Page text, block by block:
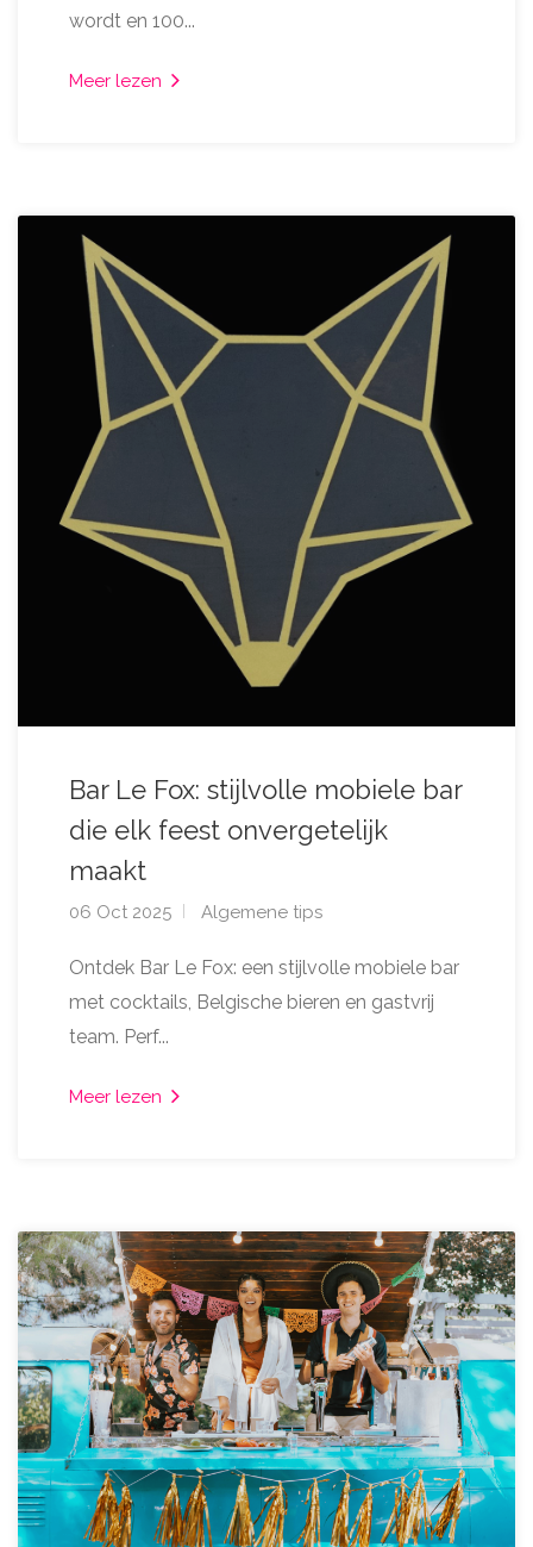
wordt en 100...
Meer lezen
Bar Le Fox: stijlvolle mobiele bar
die elk feest onvergetelijk
maakt
06 Oct 2025 Algemene tips
Ontdek Bar Le Fox: een stijlvolle mobiele bar
met cocktails, Belgische bieren en gastvrij
team. Perf...
Meer lezen